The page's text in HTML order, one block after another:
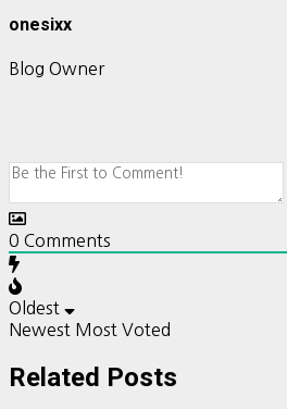
onesixx
Blog Owner
0 Comments
Oldest
Newest Most Voted
Related Posts